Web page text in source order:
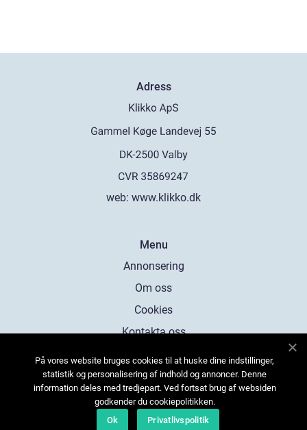
Adress
web: www.klikko.dk
Menu
Annonsering
Om oss
Cookies
Kontakta oss
Sitemap
På vores website bruges cookies til at huske dine indstillinger,
statistik og personalisering af indhold og annoncer. Denne
information deles med tredjepart. Ved fortsat brug af websiden
godkender du cookiepolitikken.
Ok
Privatlivspolitik